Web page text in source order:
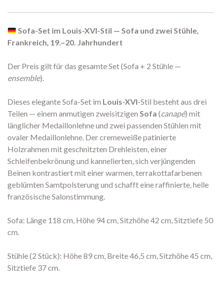
Sofa-Set im Louis-XVI-Stil — Sofa und zwei Stühle,
Frankreich, 19.–20. Jahrhundert
Der Preis gilt für das gesamte Set (Sofa + 2 Stühle —
ensemble).
Dieses elegante Sofa-Set im Louis-XVI-Stil besteht aus drei
Teilen — einem anmutigen zweisitzigen Sofa (canapé) mit
länglicher Medaillonlehne und zwei passenden Stühlen mit
ovaler Medaillonlehne. Der cremeweiße patinierte
Holzrahmen mit geschnitzten Drehleisten, einer
Schleifenbekrönung und kannelierten, sich verjüngenden
Beinen kontrastiert mit einer warmen, terrakottafarbenen
geblümten Samtpolsterung und schafft eine raffinierte, helle
französische Salonstimmung.
Sofa: Länge 118 cm, Höhe 94 cm, Sitzhöhe 42 cm, Sitztiefe 50
cm.
Stühle (2 Stück): Höhe 89 cm, Breite 46,5 cm, Sitzhöhe 45 cm,
Sitztiefe 37 cm.